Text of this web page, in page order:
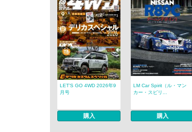
LET’S GO 4WD 2026年9
月号
購入
LM Car Spirit（ル・マン
カー・スピリ...
購入